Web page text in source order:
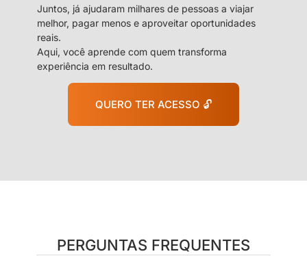
Juntos, já ajudaram milhares de pessoas a viajar
melhor, pagar menos e aproveitar oportunidades
reais.
Aqui, você aprende com quem transforma
experiência em resultado.
QUERO TER ACESSO 🔓
PERGUNTAS FREQUENTES